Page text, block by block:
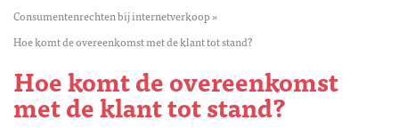
Consumentenrechten bij internetverkoop »
Hoe komt de overeenkomst met de klant tot stand?
Hoe komt de overeenkomst
met de klant tot stand?